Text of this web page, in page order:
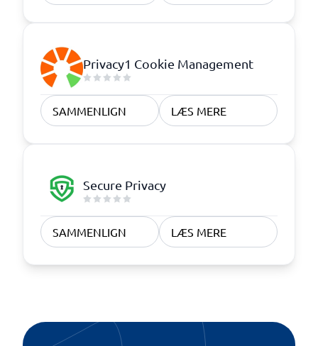
Privacy1 Cookie Management
SAMMENLIGN LÆS MERE
Secure Privacy
SAMMENLIGN LÆS MERE